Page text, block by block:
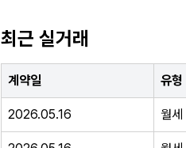
최근 실거래
계약일 유형
2026.05.16 월세